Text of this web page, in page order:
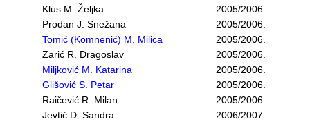
Klus M. Željka
2005/2006.
Prodan J. Snežana
2005/2006.
Tomić (Komnenić) M. Milica
2005/2006.
Zarić R. Dragoslav
2005/2006.
Miljković M. Katarina
2005/2006.
Glišović S. Petar
2005/2006.
Raičević R. Milan
2005/2006.
Jevtić D. Sandra
2006/2007.